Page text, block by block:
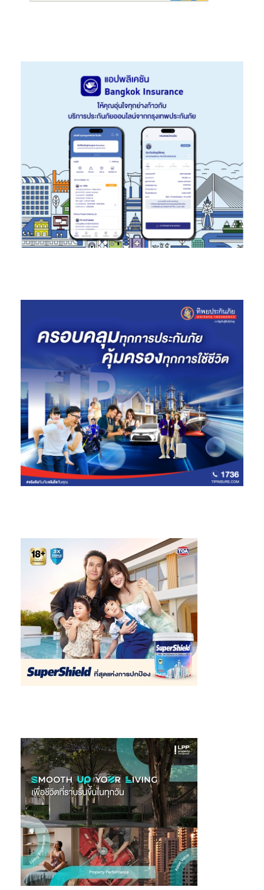
ตอบโจทย์วิถีชีวิตแห่งอนาคต ควบคู่การดูแลสังคมและสิ่งแวดล้อม
องค์กร (CFO) อย่างต่อเนื่อง รวมถึงการรับรองมาตรฐานฉลาก EPD
และเป็นบริษัทที่มีผลิตภัณฑ์ได้รับฉลากลดโลกร้อน (CFR) มากที่สุดใน
ประเทศไทย สะท้อนความมุ่งมั่นในการลดการปล่อยก๊าซเรือนกระจกใน
Scope 1 และ Scope 2 ได้ถึง 22.6% เมื่อเทียบกับปีฐาน 2564